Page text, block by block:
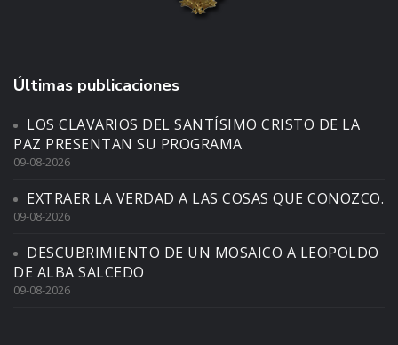
Últimas publicaciones
LOS CLAVARIOS DEL SANTÍSIMO CRISTO DE LA
PAZ PRESENTAN SU PROGRAMA
09-08-2026
EXTRAER LA VERDAD A LAS COSAS QUE CONOZCO.
09-08-2026
DESCUBRIMIENTO DE UN MOSAICO A LEOPOLDO
DE ALBA SALCEDO
09-08-2026